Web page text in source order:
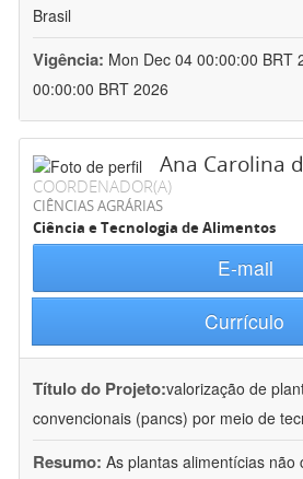
Brasil
Vigência: Mon Dec 04 00:00:00 BRT
00:00:00 BRT 2026
Ana Carolina
COORDENADOR(A)
CIÊNCIAS AGRÁRIAS
Ciência e Tecnologia de Alimentos
E-mail
Currículo
Título do Projeto:valorização de
convencionais (pancs) por meio de
Resumo: As plantas alimentícias não